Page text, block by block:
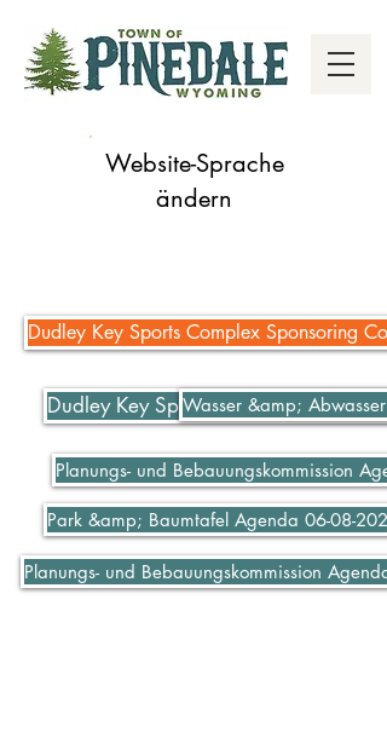
Dudley Key Sports Complex Sponsoring
Dudley Key Sports Complex
Wasser &amp; Abwasser
Planungs- und Bebauungskommission
Website-Sprache
ändern
Park &amp; Baumtafel Agenda 06-08-2021
Planungs- und Bebauungskommission